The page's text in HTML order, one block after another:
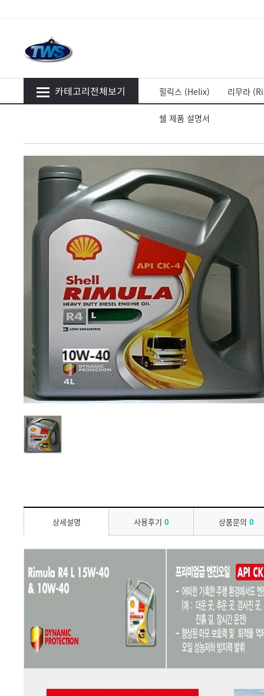
카테고리전체보기 힐릭스 (Helix) 리무라
쉘 제품 설명서
상세설명 사용후기 0 상품문의 0